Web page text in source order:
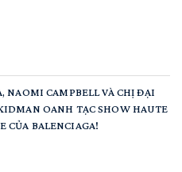
NAOMI CAMPBELL VÀ CHỊ ĐẠI
OANH TẠC SHOW HAUTE
CỦA BALENCIAGA!